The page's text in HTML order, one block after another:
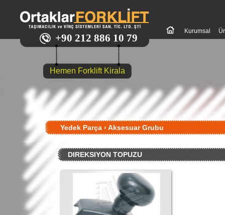
+90 212 886 10 79
Hemen Forklift Kirala
Kurumsal
Yedek Parça › Aksesuar Grubu
DIREKSIYON TOPUZU